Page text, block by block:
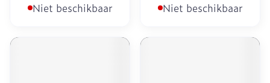
Niet beschikbaar Niet beschikbaar